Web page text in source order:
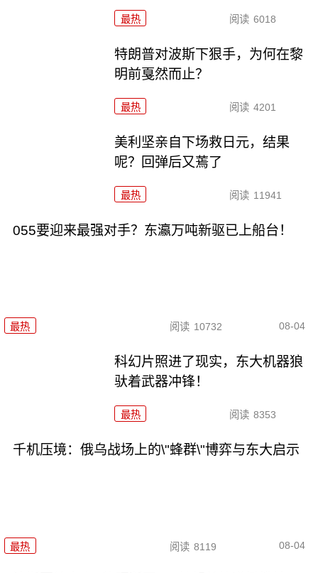
最热 阅读 6018
特朗普对波斯下狠手，为何在黎
明前戛然而止？
最热 阅读 4201
美利坚亲自下场救日元，结果
呢？回弹后又蔫了
最热 阅读 11941
055要迎来最强对手？东瀛万吨新驱已上船台！
最热 阅读 10732 08-04
科幻片照进了现实，东大机器狼
驮着武器冲锋！
最热 阅读 8353
千机压境：俄乌战场上的\"蜂群\"博弈与东大启示
最热 阅读 8119 08-04